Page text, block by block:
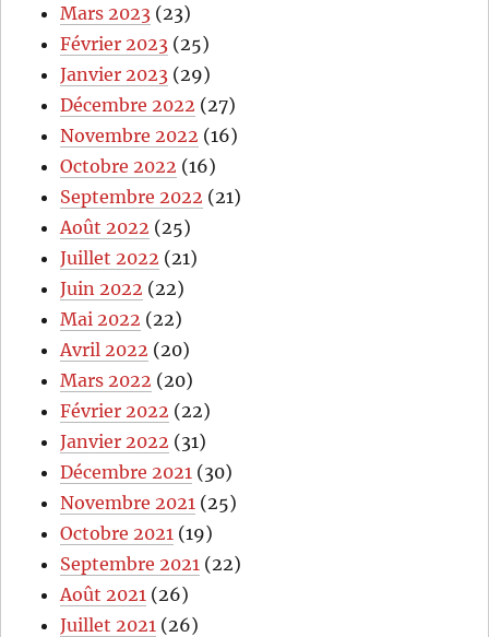
Mars 2023 (23)
Février 2023 (25)
Janvier 2023 (29)
Décembre 2022 (27)
Novembre 2022 (16)
Octobre 2022 (16)
Septembre 2022 (21)
Août 2022 (25)
Juillet 2022 (21)
Juin 2022 (22)
Mai 2022 (22)
Avril 2022 (20)
Mars 2022 (20)
Février 2022 (22)
Janvier 2022 (31)
Décembre 2021 (30)
Novembre 2021 (25)
Octobre 2021 (19)
Septembre 2021 (22)
Août 2021 (26)
Juillet 2021 (26)